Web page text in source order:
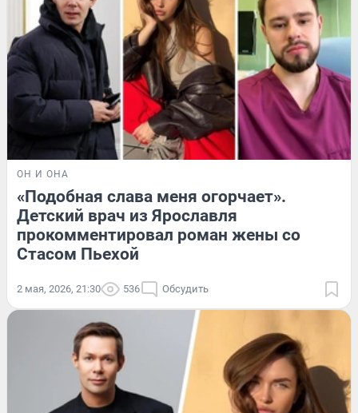
ОН И ОНА
«Подобная слава меня огорчает».
Детский врач из Ярославля
прокомментировал роман жены со
Стасом Пьехой
2 мая, 2026, 21:30 536 Обсудить